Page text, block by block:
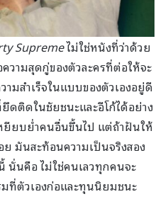
Supremeไม่ใช่หนังที่ว่าด้วย
วามสุดกู่ของตัวละครที่ต่อให้จะ
ามสำเร็จในแบบของตัวเองอยู่ดี
ติดในชัยชนะและอีโก้ได้อย่าง
ยบย่ำคนอื่นขึ้นไป แต่ถ้าฝันให้
มันสะท้อนความเป็นจริงสอง
นั่นคือ ไม่ใช่คนเลวทุกคนจะ
ที่ตัวเองก่อและทุนนิยมชนะ